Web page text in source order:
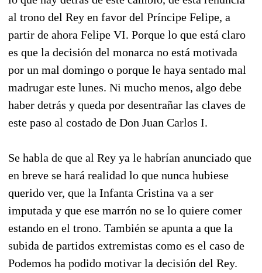
al trono del Rey en favor del Príncipe Felipe, a
partir de ahora Felipe VI. Porque lo que está claro
es que la decisión del monarca no está motivada
por un mal domingo o porque le haya sentado mal
madrugar este lunes. Ni mucho menos, algo debe
haber detrás y queda por desentrañar las claves de
este paso al costado de Don Juan Carlos I.
Se habla de que al Rey ya le habrían anunciado que
en breve se hará realidad lo que nunca hubiese
querido ver, que la Infanta Cristina va a ser
imputada y que ese marrón no se lo quiere comer
estando en el trono. También se apunta a que la
subida de partidos extremistas como es el caso de
Podemos ha podido motivar la decisión del Rey.